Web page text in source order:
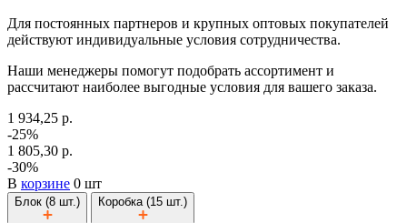
Для постоянных партнеров и крупных оптовых покупателей
действуют индивидуальные условия сотрудничества.
Наши менеджеры помогут подобрать ассортимент и
рассчитают наиболее выгодные условия для вашего заказа.
1 934,25 р.
-25%
1 805,30 р.
-30%
В корзине 0 шт
Блок (8 шт.) Коробка (15 шт.)